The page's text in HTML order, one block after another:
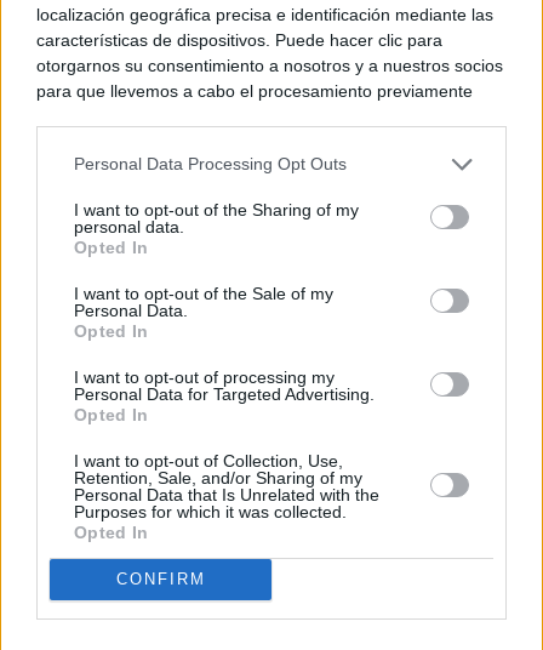
localización geográfica precisa e identificación mediante las
características de dispositivos. Puede hacer clic para
otorgarnos su consentimiento a nosotros y a nuestros socios
para que llevemos a cabo el procesamiento previamente
negar su consentimiento. Tenga en cuenta que algún
de su consentimiento, pero usted tiene el derecho de
rechazar tal procesamiento. Sus preferencias se aplicarán
cualquier momento entrando de nuevo en este sitio web o
visitando nuestra política de privacidad.
Personal Data Processing Opt Outs
I want to opt-out of the Sharing of my
personal data.
Opted In
I want to opt-out of the Sale of my
Personal Data.
Opted In
I want to opt-out of processing my
Personal Data for Targeted Advertising.
Opted In
I want to opt-out of Collection, Use,
Retention, Sale, and/or Sharing of my
Personal Data that Is Unrelated with the
Purposes for which it was collected.
Opted In
CONFIRM